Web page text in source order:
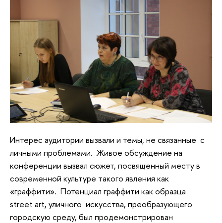
Интерес аудитории вызвали и темы, не связанные с
личными проблемами. Живое обсуждение на
конференции вызвал сюжет, посвященный месту в
современной культуре такого явления как
«граффити». Потенциал граффити как образца
street art, уличного искусства, преобразующего
городскую среду, был продемонстрирован